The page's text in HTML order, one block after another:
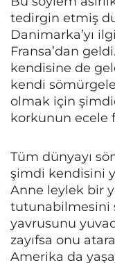
tedirgin etmiş
Danimarka’yı
Fransa’dan
kendisine de
kendi
olmak için
korkunun ecele
Tüm dünyayı
şimdi kendisini
Anne leylek bir
tutunabilmesini
yavrusunu
zayıfsa onu
Amerika da